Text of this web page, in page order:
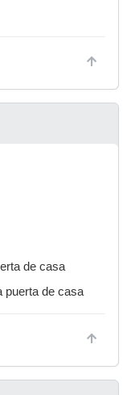
de casa
puerta de casa